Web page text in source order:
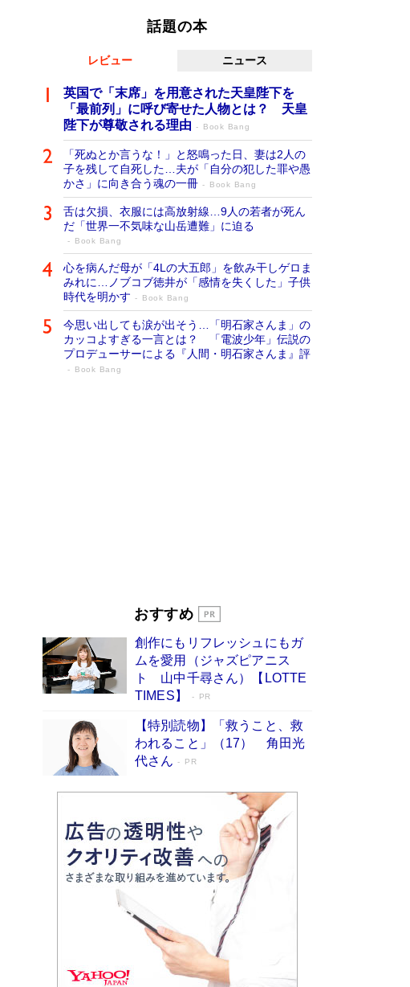
話題の本
レビュー ニュース
英国で「末席」を用意された天皇陛下を
「最前列」に呼び寄せた人物とは？ 天皇
陛下が尊敬される理由
Book Bang
「死ぬとか言うな！」と怒鳴った日、妻は2人の
子を残して自死した…夫が「自分の犯した罪や愚
かさ」に向き合う魂の一冊
Book Bang
舌は欠損、衣服には高放射線…9人の若者が死ん
だ「世界一不気味な山岳遭難」に迫る
Book Bang
心を病んだ母が「4Lの大五郎」を飲み干しゲロま
みれに…ノブコブ徳井が「感情を失くした」子供
時代を明かす
Book Bang
今思い出しても涙が出そう…「明石家さんま」の
カッコよすぎる一言とは？ 「電波少年」伝説の
プロデューサーによる『人間・明石家さんま』評
Book Bang
開発への関心を押し上げた18年の物語に幕 特装
Book Bang
「不意に涙が出そうに…」高嶋政伸が明かし
た“13歳の娘を暴行する役”への葛藤 インティマ
シーコーディネーターに支えられたNHK『大奥』
Book Bang
おすすめ
創作にもリフレッシュにもガ
ムを愛用（ジャズピアニス
ト 山中千尋さん）【LOTTE
TIMES】
PR
【特別読物】「救うこと、救
われること」（17） 角田光
代さん
PR